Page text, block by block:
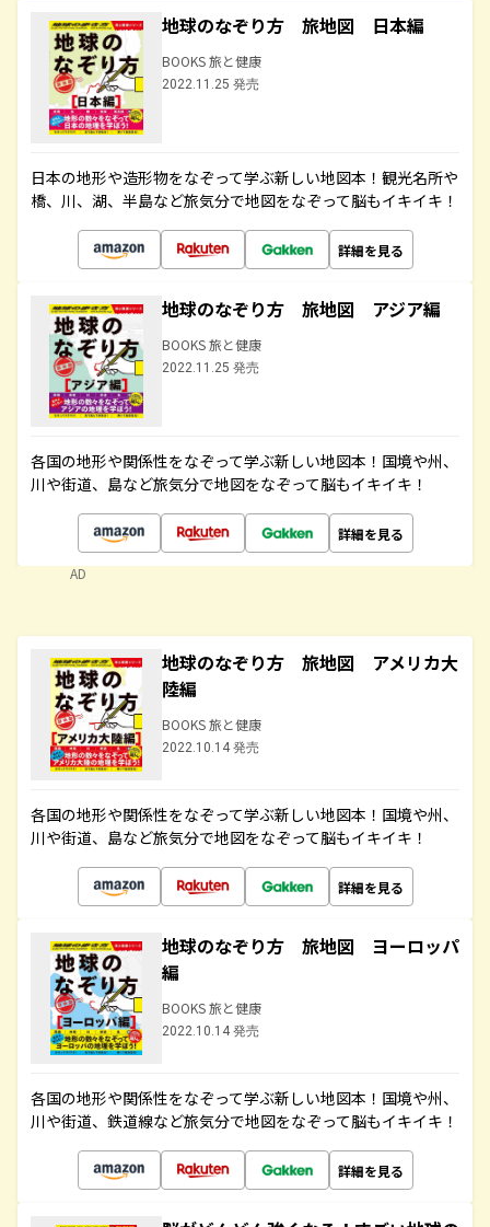
地球のなぞり方 旅地図 日本編
BOOKS 旅と健康
2022.11.25 発売
日本の地形や造形物をなぞって学ぶ新しい地図本！観光名所や
橋、川、湖、半島など旅気分で地図をなぞって脳もイキイキ！
詳細を見る
地球のなぞり方 旅地図 アジア編
BOOKS 旅と健康
2022.11.25 発売
各国の地形や関係性をなぞって学ぶ新しい地図本！国境や州、
川や街道、島など旅気分で地図をなぞって脳もイキイキ！
詳細を見る
AD
地球のなぞり方 旅地図 アメリカ大
陸編
BOOKS 旅と健康
2022.10.14 発売
各国の地形や関係性をなぞって学ぶ新しい地図本！国境や州、
川や街道、島など旅気分で地図をなぞって脳もイキイキ！
詳細を見る
地球のなぞり方 旅地図 ヨーロッパ
編
BOOKS 旅と健康
2022.10.14 発売
各国の地形や関係性をなぞって学ぶ新しい地図本！国境や州、
川や街道、鉄道線など旅気分で地図をなぞって脳もイキイキ！
詳細を見る